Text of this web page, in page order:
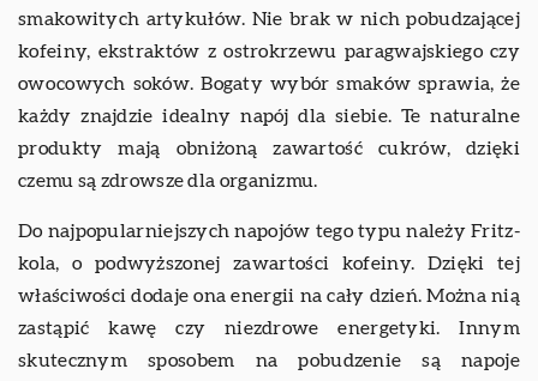
smakowitych artykułów. Nie brak w nich pobudzającej
kofeiny, ekstraktów z ostrokrzewu paragwajskiego czy
owocowych soków. Bogaty wybór smaków sprawia, że
każdy znajdzie idealny napój dla siebie. Te naturalne
produkty mają obniżoną zawartość cukrów, dzięki
czemu są zdrowsze dla organizmu.
Do najpopularniejszych napojów tego typu należy Fritz-
kola, o podwyższonej zawartości kofeiny. Dzięki tej
właściwości dodaje ona energii na cały dzień. Można nią
zastąpić kawę czy niezdrowe energetyki. Innym
skutecznym sposobem na pobudzenie są napoje